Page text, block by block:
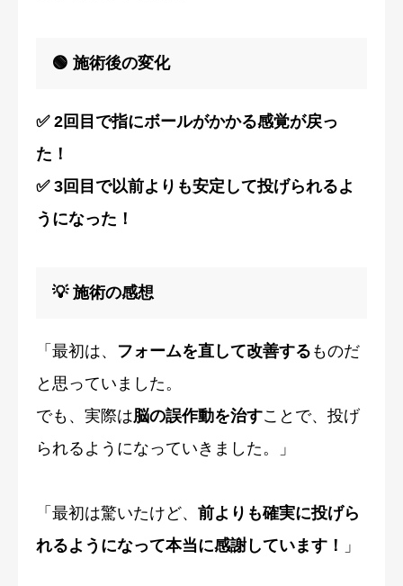
🟢 施術後の変化
✅ 2回目で指にボールがかかる感覚が戻っ
た！
✅ 3回目で以前よりも安定して投げられるよ
うになった！
💡 施術の感想
「最初は、 フォームを直して改善する ものだ
と思っていました。
でも、実際は脳の誤作動を治すことで、投げ
られるようになっていきました。」
「最初は驚いたけど、 前よりも確実に投げら
れるようになって本当に感謝しています！
」